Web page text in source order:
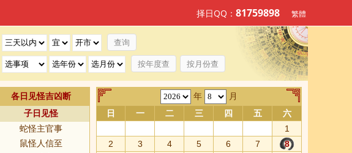
按年度查 按月份查
择日QQ： 81759898 繁體
各日见怪吉凶断
子日见怪
蛇怪主官事
鼠怪人信至
年 月
日 一 二 三 四 五
六
1
2
3 4 5 6 7
8